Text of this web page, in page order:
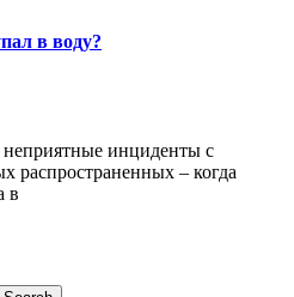
в воду?
инциденты с
распространенных – когда
в